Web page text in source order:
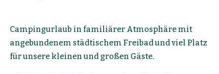
Campingurlaub in familiärer Atmosphäre mit
angebundenem städtischem Freibad und viel Platz
für unsere kleinen und großen Gäste.